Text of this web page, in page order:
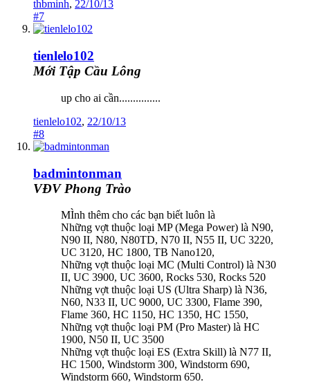
thbminh, 22/10/13
#7
tienlelo102
Mới Tập Cầu Lông
up cho ai cần...............
tienlelo102, 22/10/13
#8
badmintonman
VĐV Phong Trào
MÌnh thêm cho các bạn biết luôn là
Những vợt thuộc loại MP (Mega Power) là N90,
N90 II, N80, N80TD, N70 II, N55 II, UC 3220,
UC 3120, HC 1800, TB Nano120,
Những vợt thuộc loại MC (Multi Control) là N30
II, UC 3900, UC 3600, Rocks 530, Rocks 520
Những vợt thuộc loại US (Ultra Sharp) là N36,
N60, N33 II, UC 9000, UC 3300, Flame 390,
Flame 360, HC 1150, HC 1350, HC 1550,
Những vợt thuộc loại PM (Pro Master) là HC
1900, N50 II, UC 3500
Những vợt thuộc loại ES (Extra Skill) là N77 II,
HC 1500, Windstorm 300, Windstorm 690,
Windstorm 660, Windstorm 650.